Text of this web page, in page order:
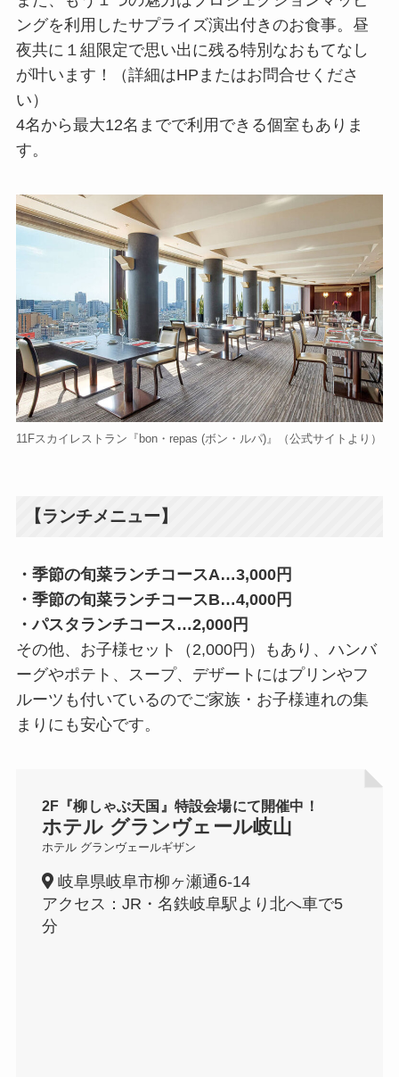
ングを利用したサプライズ演出付きのお食事。昼
夜共に１組限定で思い出に残る特別なおもてなし
が叶います！（詳細はHPまたはお問合せくださ
い）
4名から最大12名までで利用できる個室もありま
す。
11Fスカイレストラン『bon・repas (ボン・ルパ)』（公式サイトより）
【ランチメニュー】
・季節の旬菜ランチコースA…3,000円
・季節の旬菜ランチコースB…4,000円
・パスタランチコース…2,000円
その他、お子様セット（2,000円）もあり、ハンバ
ーグやポテト、スープ、デザートにはプリンやフ
ルーツも付いているのでご家族・お子様連れの集
まりにも安心です。
2F『柳しゃぶ天国』特設会場にて開催中！
ホテル グランヴェール岐山
ホテル グランヴェールギザン
岐阜県岐阜市柳ヶ瀬通6-14
アクセス：JR・名鉄岐阜駅より北へ車で5
分